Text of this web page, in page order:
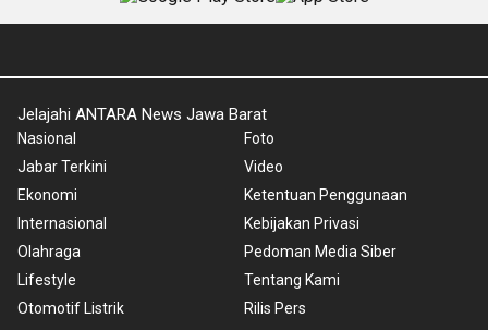
Jelajahi ANTARA News Jawa Barat
Nasional
Jabar Terkini
Ekonomi
Internasional
Olahraga
Lifestyle
Otomotif Listrik
Foto
Video
Ketentuan Penggunaan
Kebijakan Privasi
Pedoman Media Siber
Tentang Kami
Rilis Pers